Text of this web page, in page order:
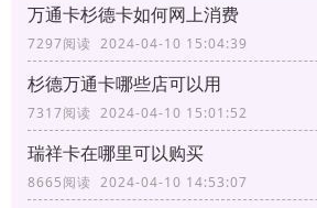
万通卡杉德卡如何网上消费
7297阅读 2024-04-10 15:04:39
杉德万通卡哪些店可以用
7317阅读 2024-04-10 15:01:52
瑞祥卡在哪里可以购买
8665阅读 2024-04-10 14:53:07